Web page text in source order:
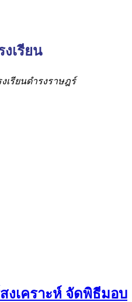
เรียน
เรียนดำรงราษฎร์
งเคราะห์ จัดพิธีมอบ